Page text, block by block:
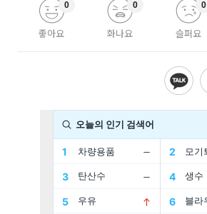
좋아요
0
화나요
0
슬퍼요
0